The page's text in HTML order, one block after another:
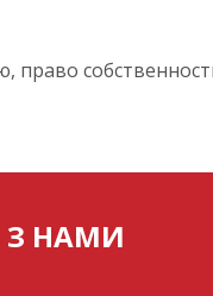
право
З НАМИ